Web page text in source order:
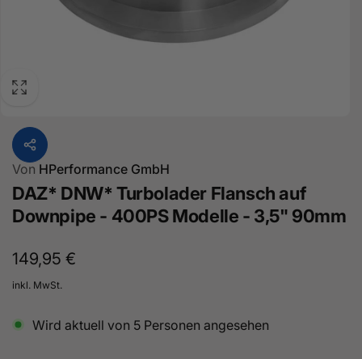
Von HPerformance GmbH
DAZ* DNW* Turbolader Flansch auf
Downpipe - 400PS Modelle - 3,5" 90mm
Normaler
Preis
149,95 €
inkl. MwSt.
Wird aktuell von 5 Personen angesehen